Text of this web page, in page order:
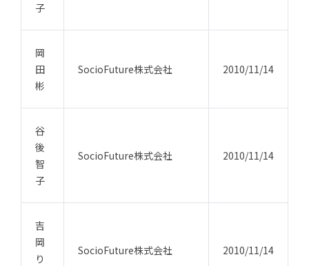
子
岡
田
彬
SocioFuture株式会社 2010/11/14
谷
後
智
子
SocioFuture株式会社 2010/11/14
吉
岡
り
SocioFuture株式会社 2010/11/14